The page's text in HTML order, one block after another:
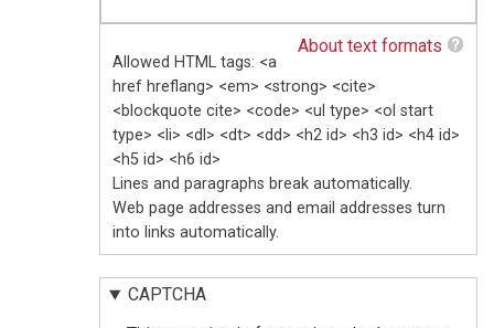
About text formats
Allowed HTML tags: <a
href hreflang> <em> <strong> <cite>
<blockquote cite> <code> <ul type> <ol start
type> <li> <dl> <dt> <dd> <h2 id> <h3 id> <h4 id>
<h5 id> <h6 id>
Lines and paragraphs break automatically.
Web page addresses and email addresses turn
into links automatically.
CAPTCHA